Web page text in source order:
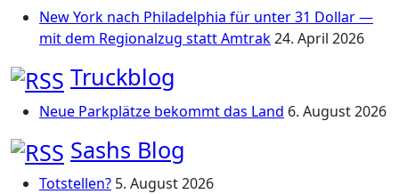
New York nach Philadelphia für unter 31 Dollar —
mit dem Regionalzug statt Amtrak24. April 2026
Truckblog
Neue Parkplätze bekommt das Land 6. August 2026
Sashs Blog
Totstellen? 5. August 2026